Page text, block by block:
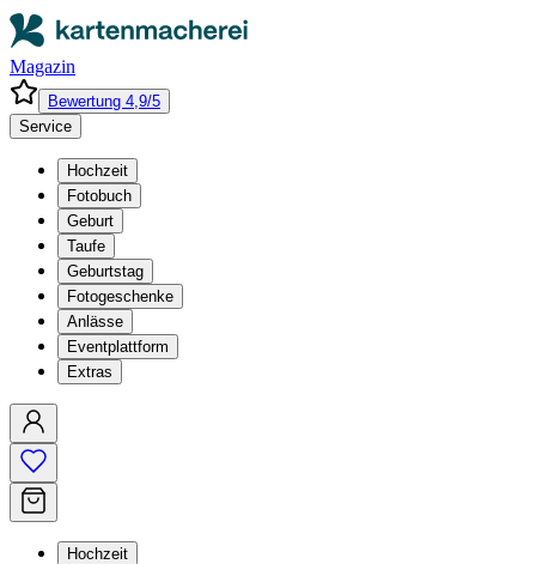
Magazin
Bewertung 4,9/5
Service
Hochzeit
Fotobuch
Geburt
Taufe
Geburtstag
Fotogeschenke
Anlässe
Eventplattform
Extras
Hochzeit